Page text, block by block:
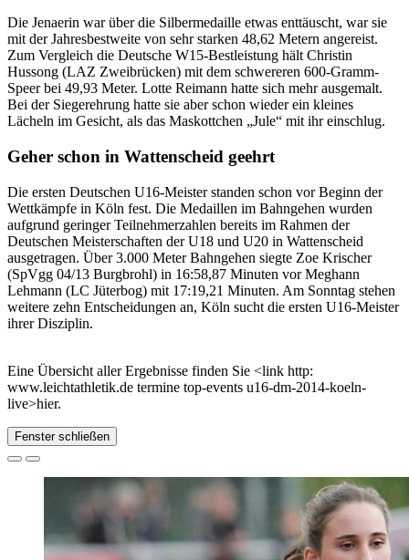
Die Jenaerin war über die Silbermedaille etwas enttäuscht, war sie
mit der Jahresbestweite von sehr starken 48,62 Metern angereist.
Zum Vergleich die Deutsche W15-Bestleistung hält Christin
Hussong (LAZ Zweibrücken) mit dem schwereren 600-Gramm-
Speer bei 49,93 Meter. Lotte Reimann hatte sich mehr ausgemalt.
Bei der Siegerehrung hatte sie aber schon wieder ein kleines
Lächeln im Gesicht, als das Maskottchen „Jule“ mit ihr einschlug.
Geher schon in Wattenscheid geehrt
Die ersten Deutschen U16-Meister standen schon vor Beginn der
Wettkämpfe in Köln fest. Die Medaillen im Bahngehen wurden
aufgrund geringer Teilnehmerzahlen bereits im Rahmen der
Deutschen Meisterschaften der U18 und U20 in Wattenscheid
ausgetragen. Über 3.000 Meter Bahngehen siegte Zoe Krischer
(SpVgg 04/13 Burgbrohl) in 16:58,87 Minuten vor Meghann
Lehmann (LC Jüterbog) mit 17:19,21 Minuten. Am Sonntag stehen
weitere zehn Entscheidungen an, Köln sucht die ersten U16-Meister
ihrer Disziplin.
Eine Übersicht aller Ergebnisse finden Sie <link http:
www.leichtathletik.de termine top-events u16-dm-2014-koeln-
live>hier.
Fenster schließen